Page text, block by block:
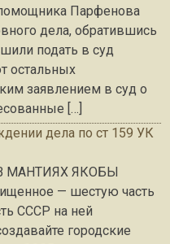
Парфенова
дела, обратившись
подать в суд
остальных
заявлением в суд о
[…]
дела по ст 159 УК
МАНТИЯХ ЯКОБЫ
— шестую часть
СССР на ней
городские